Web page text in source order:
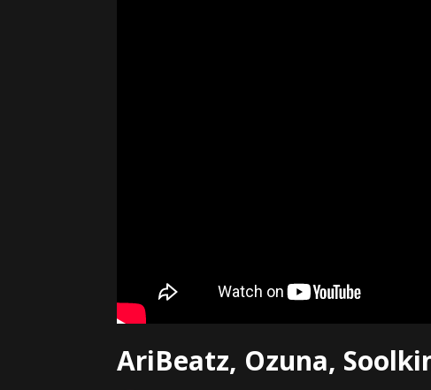
AriBeatz, Ozuna,